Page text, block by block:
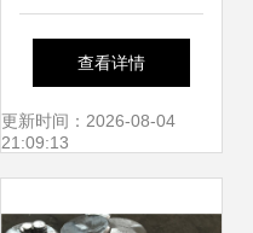
安装与使用注意事
项全解析
查看详情
更新时间：2026-08-04
21:09:13